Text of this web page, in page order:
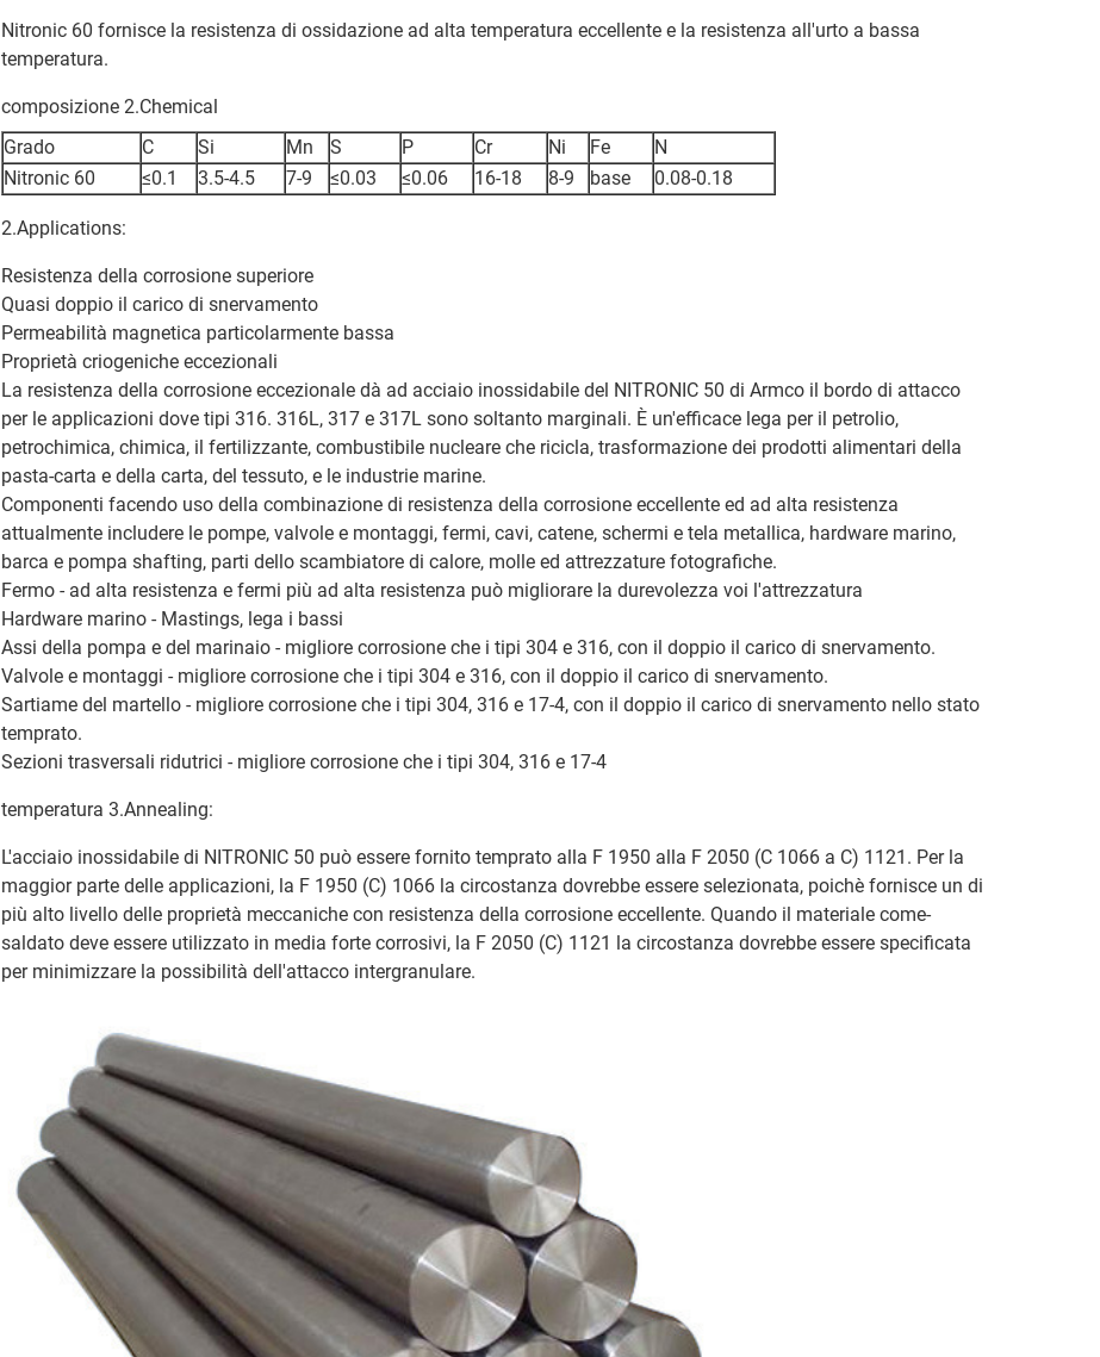
Nitronic 60 fornisce la resistenza di ossidazione ad alta temperatura eccellente e la resistenza all'urto a bassa
temperatura.
composizione 2.Chemical
Grado
C Si Mn S P Cr Ni Fe
N
Nitronic 60
≤0.1 3.5-4.5 7-9 ≤0.03 ≤0.06 16-18 8-9 base 0.08-0.18
2.Applications:
Resistenza della corrosione superiore
Quasi doppio il carico di snervamento
Permeabilità magnetica particolarmente bassa
Proprietà criogeniche eccezionali
La resistenza della corrosione eccezionale dà ad acciaio inossidabile del NITRONIC 50 di Armco il bordo di attacco
per le applicazioni dove tipi 316. 316L, 317 e 317L sono soltanto marginali. È un'efficace lega per il petrolio,
petrochimica, chimica, il fertilizzante, combustibile nucleare che ricicla, trasformazione dei prodotti alimentari della
pasta-carta e della carta, del tessuto, e le industrie marine.
Componenti facendo uso della combinazione di resistenza della corrosione eccellente ed ad alta resistenza
attualmente includere le pompe, valvole e montaggi, fermi, cavi, catene, schermi e tela metallica, hardware marino,
barca e pompa shafting, parti dello scambiatore di calore, molle ed attrezzature fotografiche.
Fermo - ad alta resistenza e fermi più ad alta resistenza può migliorare la durevolezza voi l'attrezzatura
Hardware marino - Mastings, lega i bassi
Assi della pompa e del marinaio - migliore corrosione che i tipi 304 e 316, con il doppio il carico di snervamento.
Valvole e montaggi - migliore corrosione che i tipi 304 e 316, con il doppio il carico di snervamento.
Sartiame del martello - migliore corrosione che i tipi 304, 316 e 17-4, con il doppio il carico di snervamento nello stato
temprato.
Sezioni trasversali ridutrici - migliore corrosione che i tipi 304, 316 e 17-4
temperatura 3.Annealing:
L'acciaio inossidabile di NITRONIC 50 può essere fornito temprato alla F 1950 alla F 2050 (C 1066 a C) 1121. Per la
maggior parte delle applicazioni, la F 1950 (C) 1066 la circostanza dovrebbe essere selezionata, poichè fornisce un di
più alto livello delle proprietà meccaniche con resistenza della corrosione eccellente. Quando il materiale come-
saldato deve essere utilizzato in media forte corrosivi, la F 2050 (C) 1121 la circostanza dovrebbe essere specificata
per minimizzare la possibilità dell'attacco intergranulare.